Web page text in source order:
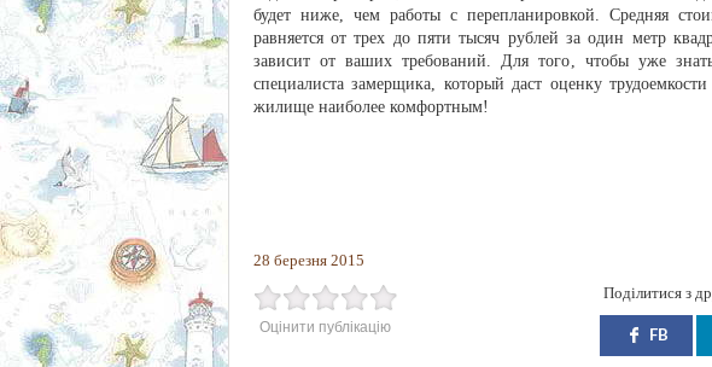
будет ниже, чем работы с перепланировкой. Средняя
равняется от трех до пяти тысяч рублей за один метр
зависит от ваших требований. Для того, чтобы уже
специалиста замерщика, который даст оценку
жилище наиболее комфортным!
28 березня 2015
Оцінити публікацію
Поділитися з
FB